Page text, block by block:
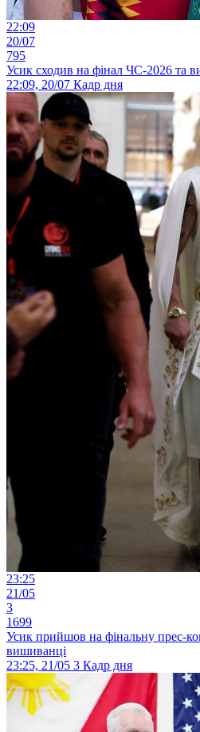
22:09
20/07
795
Усик сходив на фінал ЧС-2026 та
22:09, 20/07 Кадр дня
23:25
21/05
3
1699
Усик прийшов на фінальну прес-
вишиванці
23:25, 21/05 3 Кадр дня